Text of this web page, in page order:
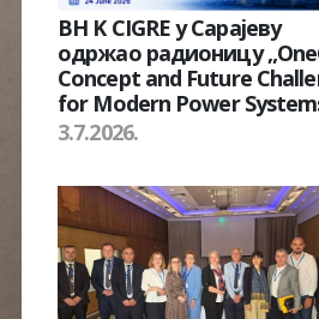
BH K CIGRE у Сарајеву
одржао радионицу
Concept and Future
for Modern Power
3.7.2026.